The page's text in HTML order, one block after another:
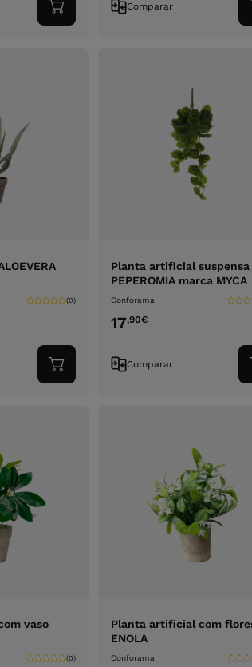
Adicionar
ao
Comparar
(0)
Adicionar
ao
Planta artificial suspensa
PEPEROMIA marca MYCA
Conforama
17,90€
Comparar
vaso
(0)
Planta artificial com
ENOLA
Conforama